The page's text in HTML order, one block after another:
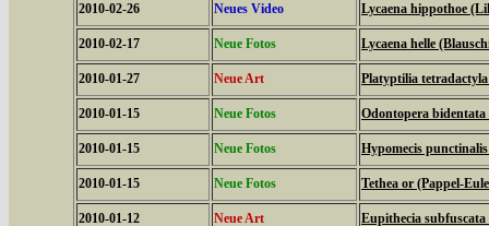
2010-02-26 Neues Video Lycaena hippothoe
2010-02-17 Neue Fotos Lycaena helle
2010-01-27 Neue Art Platyptilia
2010-01-15 Neue Fotos Odontopera
2010-01-15 Neue Fotos Hypomecis
2010-01-15 Neue Fotos Tethea or (Pappel-
2010-01-12 Neue Art Eupithecia